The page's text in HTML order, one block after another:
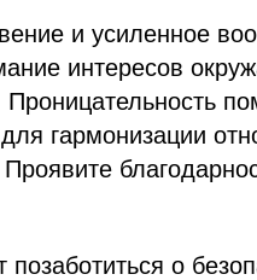
и усиленное
интересов
гармонизации
позаботиться о